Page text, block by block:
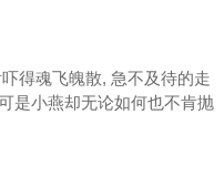
得魂飞魄散, 急不及待的走
是小燕却无论如何也不肯抛